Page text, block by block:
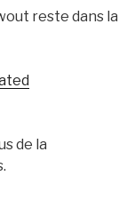
reste dans la
de la